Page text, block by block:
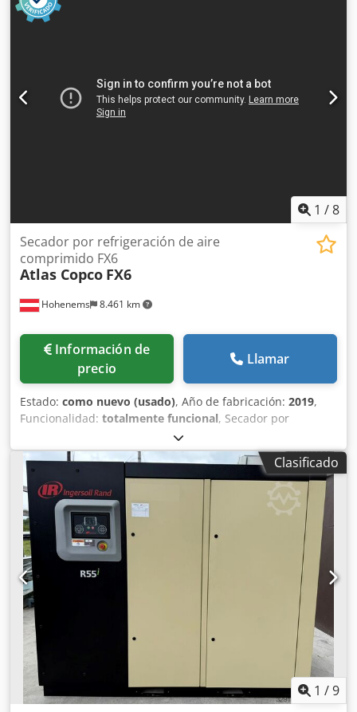
1 /8
Hohenems 8.461 km
Secador por refrigeración de aire
comprimido FX6
Atlas Copco FX6
Información de
precio
Llamar
Estado: como nuevo (usado), Año de fabricación: 2019,
Funcionalidad: totalmente funcional, Secador por
refrigeración Atlas Copco FX6, usado 2,34 m³/min 14 bares
Año de fabricación: 2019 Credjzrtbiepfx Amref
Clasificado
1 /9